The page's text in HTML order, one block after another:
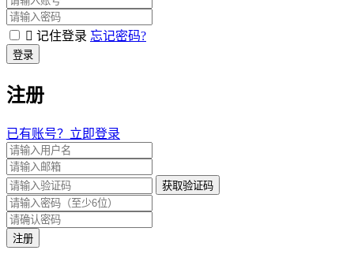
记住登录 忘记密码?
登录
注册
已有账号？立即登录
获取验证码
注册